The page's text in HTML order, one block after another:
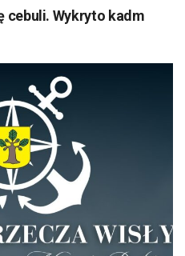
cebuli. Wykryto kadm